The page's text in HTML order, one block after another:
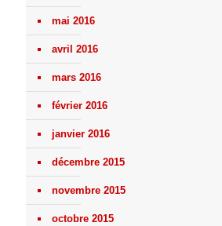
mai 2016
avril 2016
mars 2016
février 2016
janvier 2016
décembre 2015
novembre 2015
octobre 2015